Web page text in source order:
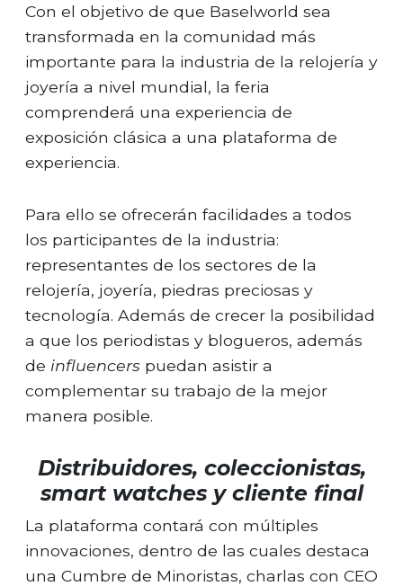
Con el objetivo de que Baselworld sea
transformada en la comunidad más
importante para la industria de la relojería y
joyería a nivel mundial, la feria
comprenderá una experiencia de
exposición clásica a una plataforma de
experiencia.
Para ello se ofrecerán facilidades a todos
los participantes de la industria:
representantes de los sectores de la
relojería, joyería, piedras preciosas y
tecnología. Además de crecer la posibilidad
a que los periodistas y blogueros, además
de influencers puedan asistir a
complementar su trabajo de la mejor
manera posible.
Distribuidores, coleccionistas,
smart watches y cliente final
La plataforma contará con múltiples
innovaciones, dentro de las cuales destaca
una Cumbre de Minoristas, charlas con CEO